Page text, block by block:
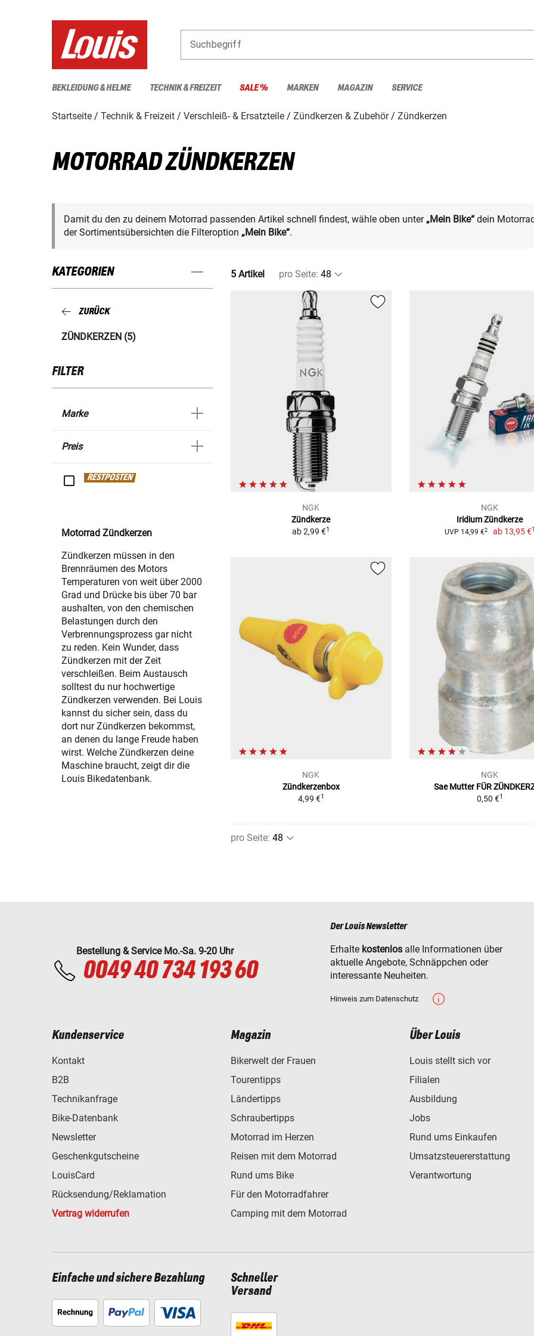
Suchbegriff
BEKLEIDUNG & HELME TECHNIK & FREIZEIT SALE % MARKEN MAGAZIN SERVICE
Startseite Technik & Freizeit Verschleiß- & Ersatzteile Zündkerzen & Zubehör Zündkerzen
MOTORRAD ZÜNDKERZEN
Damit du den zu deinem Motorrad passenden Artikel schnell findest, wähle oben unter „Mein Bike“ dein
der Sortimentsübersichten die Filteroption „Mein Bike“.
KATEGORIEN
ZURÜCK
ZÜNDKERZEN (5)
FILTER
Marke
Preis
RESTPOSTEN
Motorrad Zündkerzen
Zündkerzen müssen in den
Brennräumen des Motors
Temperaturen von weit über 2000
Grad und Drücke bis über 70 bar
aushalten, von den chemischen
Belastungen durch den
Verbrennungsprozess gar nicht
zu reden. Kein Wunder, dass
Zündkerzen mit der Zeit
verschleißen. Beim Austausch
solltest du nur hochwertige
Zündkerzen verwenden. Bei Louis
kannst du sicher sein, dass du
dort nur Zündkerzen bekommst,
an denen du lange Freude haben
wirst. Welche Zündkerzen deine
Maschine braucht, zeigt dir die
Louis Bikedatenbank.
5 Artikel pro Seite:
NGK
Zündkerze
ab2,99 €1
NGK
Iridium Zündkerze
UVP 14,99 €2 ab 13,95 €
NGK
Zündkerzenbox
4,99 €1
NGK
Sae Mutter FÜR
0,50 €1
pro Seite:
Bestellung & Service Mo.-Sa. 9-20 Uhr
0049 40 734 193 60
Der Louis Newsletter
Erhalte kostenlos alle Informationen über
aktuelle Angebote, Schnäppchen oder
interessante Neuheiten.
Hinweis zum Datenschutz
Kundenservice
Kontakt
B2B
Technikanfrage
Bike-Datenbank
Newsletter
Geschenkgutscheine
LouisCard
Rücksendung/Reklamation
Vertrag widerrufen
Magazin
Bikerwelt der Frauen
Tourentipps
Ländertipps
Schraubertipps
Motorrad im Herzen
Reisen mit dem Motorrad
Rund ums Bike
Für den Motorradfahrer
Camping mit dem Motorrad
Über Louis
Louis stellt sich vor
Filialen
Ausbildung
Jobs
Rund ums Einkaufen
Umsatzsteuererstattung
Verantwortung
Einfache und sichere Bezahlung
Schneller
Versand